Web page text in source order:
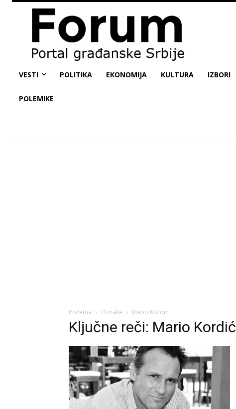
VESTI POLITIKA EKONOMIJA KULTURA IZBORI
POLEMIKE
Početna Oznake Mario Kordić
Ključne reči: Mario Kordić